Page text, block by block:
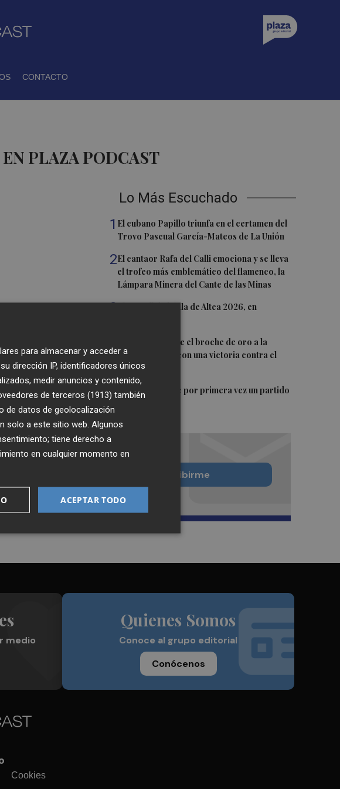
CONTACTO
PLAZA PODCAST
Lo Más Escuchado
1 El cubano Papillo triunfa en el certamen del
Trovo Pascual García-Mateos de La Unión
2El cantaor Rafa del Calli emociona y se lleva
el trofeo más emblemático del flamenco, la
Lámpara Minera del Cante de las Minas
3El Castell de l'Olla de Altea 2026, en
El Villarreal pone el broche de oro a la
pretemporada con una victoria contra el
Galatasaray
5 Kiat Lim preside por primera vez un partido
Quiero suscribirme
medio
Quienes Somos
Conoce al grupo editorial
Conócenos
Cookies
para almacenar y acceder a
dirección IP, identificadores únicos
medir anuncios y contenido,
de terceros (1913) también
de datos de geolocalización
solo a este sitio web. Algunos
tiene derecho a
en cualquier momento en
ACEPTAR TODO